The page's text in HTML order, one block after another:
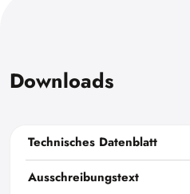
Downloads
Technisches Datenblatt
Ausschreibungstext